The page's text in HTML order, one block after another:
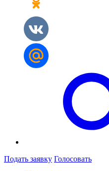
Подать заявку Голосовать